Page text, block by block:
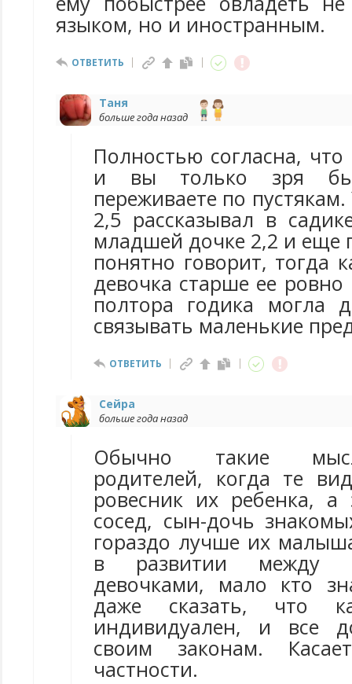
языком, но и иностранным.
ОТВЕТИТЬ
Таня
больше года назад
Полностью согласна,
и вы только зря
переживаете по
2,5 рассказывал в
младшей дочке 2,2 и еще
понятно говорит, тогда
девочка старше ее
полтора годика могла
связывать маленькие
ОТВЕТИТЬ
Сейра
больше года назад
Обычно такие
родителей, когда те
ровесник их ребенка,
сосед, сын-дочь
гораздо лучше их
в развитии между
девочками, мало кто
даже сказать, что
индивидуален, и все
своим законам.
частности.